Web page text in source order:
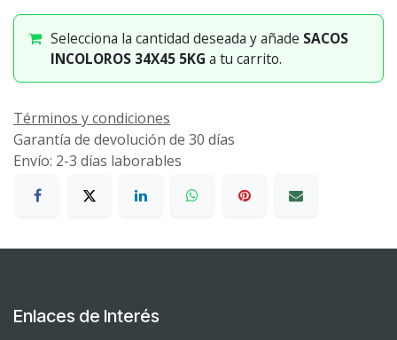
Selecciona la cantidad deseada y añade SACOS
INCOLOROS 34X45 5KG a tu carrito.
Términos y condiciones
Garantía de devolución de 30 días
Envío: 2-3 días laborables
Enlaces de Interés